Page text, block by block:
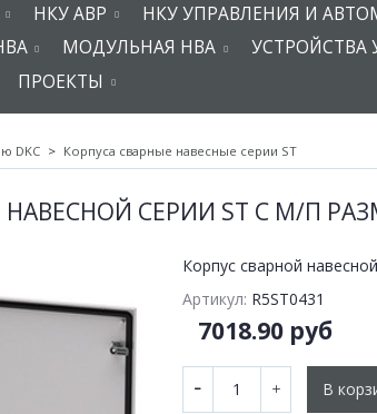
НКУ АВР НКУ УПРАВЛЕНИЯ И
МОДУЛЬНАЯ НВА УСТРОЙСТВА
ПРОЕКТЫ
DKC Корпуса сварные навесные серии ST
СЕРИИ ST С М/П
Корпус сварной
Артикул: R5ST0431
7018.90 руб
В